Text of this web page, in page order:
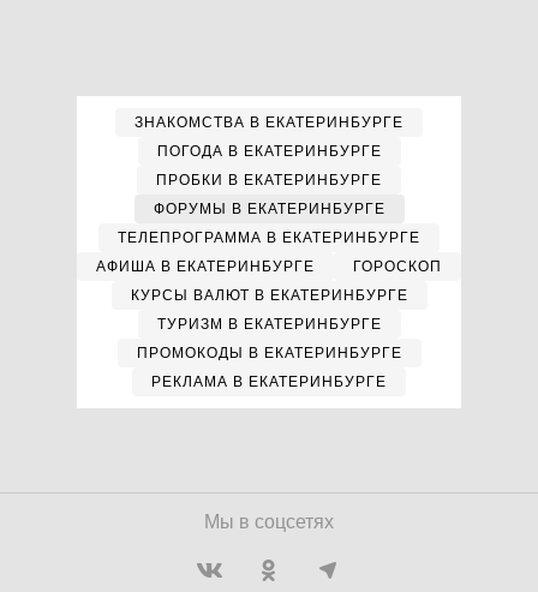
ЗНАКОМСТВА В ЕКАТЕРИНБУРГЕ
ПОГОДА В ЕКАТЕРИНБУРГЕ
ПРОБКИ В ЕКАТЕРИНБУРГЕ
ФОРУМЫ В ЕКАТЕРИНБУРГЕ
ТЕЛЕПРОГРАММА В ЕКАТЕРИНБУРГЕ
АФИША В ЕКАТЕРИНБУРГЕ
ГОРОСКОП
КУРСЫ ВАЛЮТ В ЕКАТЕРИНБУРГЕ
ТУРИЗМ В ЕКАТЕРИНБУРГЕ
ПРОМОКОДЫ В ЕКАТЕРИНБУРГЕ
РЕКЛАМА В ЕКАТЕРИНБУРГЕ
Мы в соцсетях